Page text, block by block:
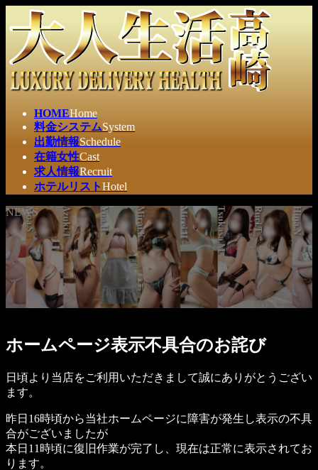
ン
ン
ツ
へ
ビ
ー
シ
ョ
HOMEHome
料金システムSystem
出勤情報Schedule
在籍女性Cast
求人情報Recruit
ホテルリストHotel
NEWS
ホームページ表示不具合のお詫び
日頃より当店をご利用いただきまして誠にありがとうござい
ます。
昨日16時頃から当社ホームページに障害が発生し表示の不具
合がございましたが
本日11時頃に復旧作業が完了し、現在は正常に表示されてお
ります。